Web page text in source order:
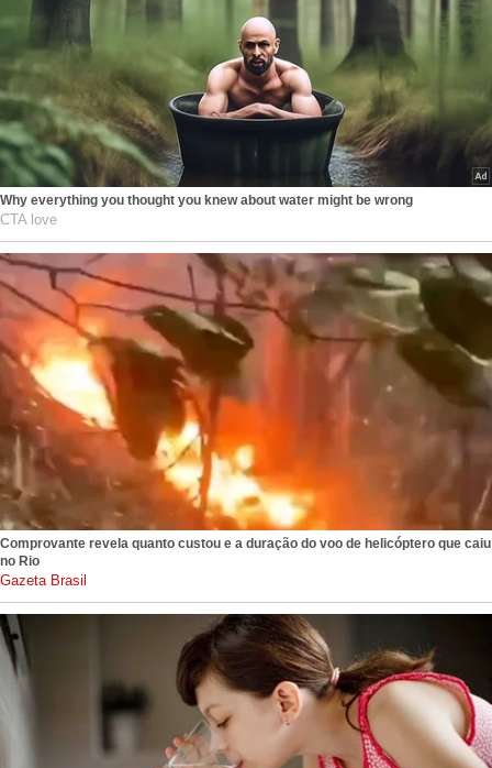
Why everything you thought you knew about water might be wrong
CTA love
Comprovante revela quanto custou e a duração do voo de helicóptero que caiu
no Rio
gazetabrasil.com.br